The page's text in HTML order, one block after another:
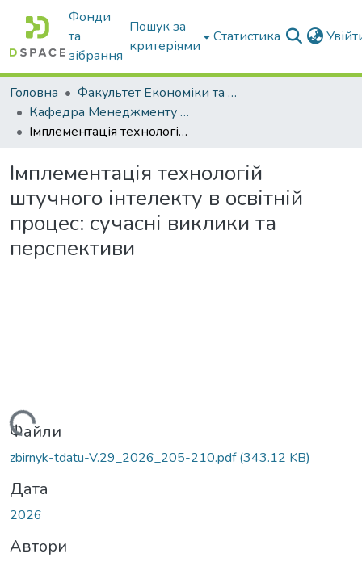
Фонди
та
зібрання
Пошук за
критеріями
Статистика
Головна
Факультет Економіки та бізнесу
Кафедра Менеджменту та публічного адміністрування
Імплементація технологій штучного інтелекту в освітній процес: сучасні виклики та перспективи
Імплементація технологій
штучного інтелекту в освітній
процес: сучасні виклики та
перспективи
Файли
zbirnyk-tdatu-V.29_2026_205-210.pdf(343.12 KB)
Дата
2026
Автори